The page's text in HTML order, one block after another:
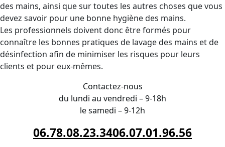
des mains, ainsi que sur toutes les autres choses que vous
devez savoir pour une bonne hygiène des mains.
Les professionnels doivent donc être formés pour
connaître les bonnes pratiques de lavage des mains et de
désinfection afin de minimiser les risques pour leurs
clients et pour eux-mêmes.
Contactez-nous
du lundi au vendredi – 9-18h
le samedi – 9-12h
06.78.08.23.3406.07.01.96.56